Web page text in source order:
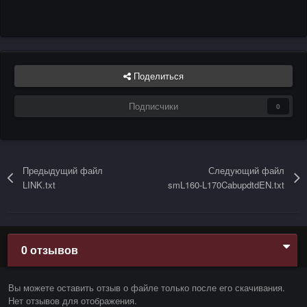
Поделиться
Подписчики 0
Предыдущий файл
LINK.txt
Следующий файл
smL160-L170CabupdtdEN.txt
0 отзывов
Вы можете оставить отзыв о файле только после его скачивания.
Нет отзывов для отображения.